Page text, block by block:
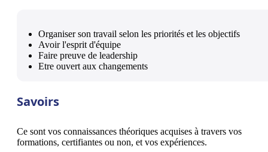
Organiser son travail selon les priorités et les objectifs
Avoir l'esprit d'équipe
Faire preuve de leadership
Etre ouvert aux changements
Savoirs
Ce sont vos connaissances théoriques acquises à travers vos
formations, certifiantes ou non, et vos expériences.